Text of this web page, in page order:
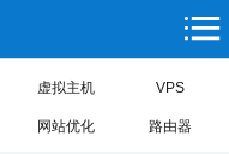
虚拟主机 VPS
网站优化 路由器